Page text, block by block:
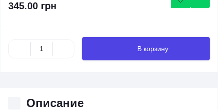
345.00 грн
В корзину
Описание